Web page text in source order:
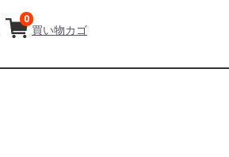
買い物カゴ
0